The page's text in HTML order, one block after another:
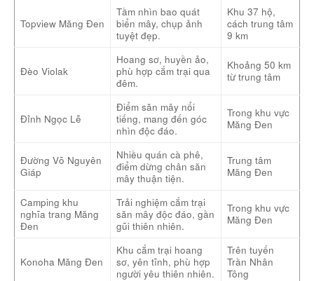
Topview Măng Đen
Tầm nhìn bao quát
biển mây, chụp ảnh
tuyệt đẹp.
Khu 37 hộ,
cách trung tâm
9 km
Đèo Violak
Hoang sơ, huyền ảo,
phù hợp cắm trại qua
đêm.
Khoảng 50 km
từ trung tâm
Đỉnh Ngọc Lễ
Điểm săn mây nổi
tiếng, mang đến góc
nhìn độc đáo.
Trong khu vực
Măng Đen
Đường Võ Nguyên
Giáp
Nhiều quán cà phê,
điểm dừng chân săn
mây thuận tiện.
Trung tâm
Măng Đen
Camping khu
nghĩa trang Măng
Đen
Trải nghiệm cắm trại
săn mây độc đáo, gần
gũi thiên nhiên.
Trong khu vực
Măng Đen
Konoha Măng Đen
Khu cắm trại hoang
sơ, yên tĩnh, phù hợp
người yêu thiên nhiên.
Trên tuyến
Trần Nhân
Tông